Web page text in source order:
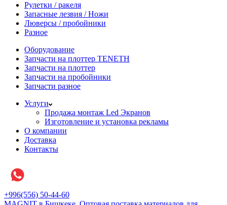
Рулетки / ракеля
Запасные лезвия / Ножи
Люверсы / пробойники
Разное
Оборудование
Запчасти на плоттер TENETH
Запчасти на плоттер
Запчасти на пробойники
Запчасти разное
Услуги
Продажа монтаж Led Экранов
Изготовление и установка рекламы
О компании
Доставка
Контакты
+996(556) 50-44-60